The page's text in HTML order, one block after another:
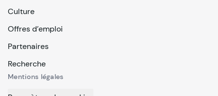
Culture
Offres d’emploi
Partenaires
Recherche
Mentions légales